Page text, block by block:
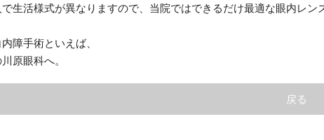
生活様式が異なりますので、当院ではできるだけ最適な眼内レン
障手術といえば、
原眼科へ。
戻る